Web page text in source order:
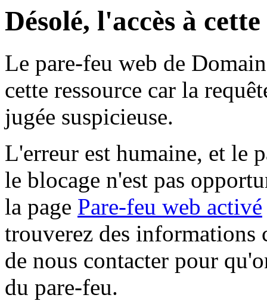
Désolé, l'accès à
Le pare-feu web de
cette ressource car la
jugée suspicieuse.
L'erreur est humaine, et le
le blocage n'est pas
la page Pare-feu web activé
trouverez des informations
de nous contacter pour
du pare-feu.